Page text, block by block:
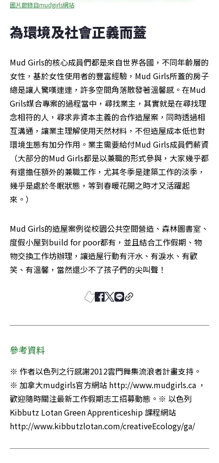
圖片節錄自mudgirls網站
為環境及社會正義而蓋
Mud Girls的核心成員們都是來自世界各國，不同年齡層的
女性，基於女性使用者的豐富經驗，Mud Girls所蓋的房子
總是讓人驚嘆連連，許多空間角落散發著溫馨感。在Mud
Grils媒合專案的過程當中，尋找業主，其實就是在尋找理
念相符的人，尋求非資本主義的合作造屋案，同時透過相
互溝通，讓業主理解使用天然材料，不但造屋成本低也對
環境生態有加分作用。業主需要給付Mud Girls成員們薪資
（大部分的Mud Girls都是以兼職的形式參與，大家幾乎都
有還擔任額外的兼職工作，尤其冬季是建築工作的淡季，
幾乎是處於冬眠狀態，等到春暖花開之時才又活躍起
來。）
Mud Girls的造屋案例從校園公共空間營造、森林圖書室、
度假小屋到build for poor都有，並且結合工作假期、物
物交換工作坊辦理，讓造屋行動有汗水、有淚水、有歡
笑、有溫馨，當然還少不了孩子們的尖叫聲！
參考資料
※ 作者以色列之行感謝2012雲門舞集流浪者計畫支持。
※ 加拿大mudgirls官方網站 http://www.mudgirls.ca ，
歡迎隨時關注最新工作假期志工招募動態。※ 以色列
Kibbutz Lotan Green Apprenticeship 課程網站
http://www.kibbutzlotan.com/creativeEcology/ga/